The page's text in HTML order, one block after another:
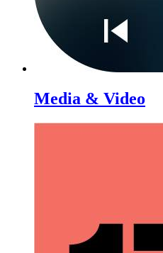
Media & Video